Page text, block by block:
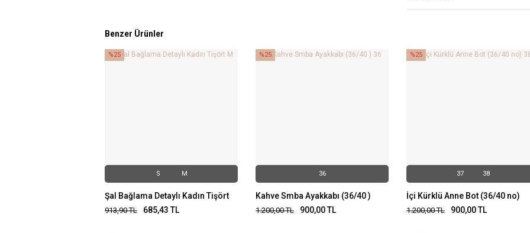
Benzer Ürünler
%25
S M
Şal Bağlama Detaylı Kadın Tişört
913,90TL 685,43TL
%25
36
Kahve Smba Ayakkabı (36/40 )
1.200,00TL 900,00TL
%25
37 38
İçi Kürklü Anne Bot (36/40 no)
1.200,00TL 900,00TL